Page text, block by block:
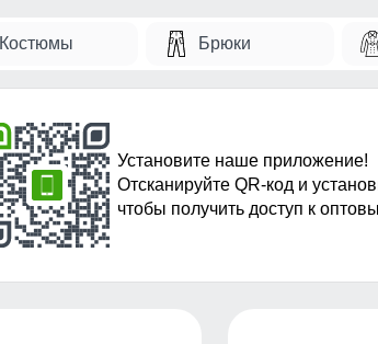
Костюмы Брюки
Установите наше приложение!
Отсканируйте QR-код и
чтобы получить доступ к